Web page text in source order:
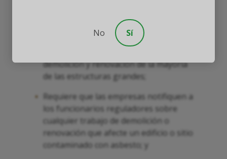
Especifica prácticas de trabajo seguras
demolición y renovación de la mayoría
de las estructuras grandes;
Requiere que las empresas notifiquen a
los funcionarios reguladores sobre
cualquier trabajo de demolición o
renovación que afecte un edificio o sitio
contaminado con asbesto; y
No Sí